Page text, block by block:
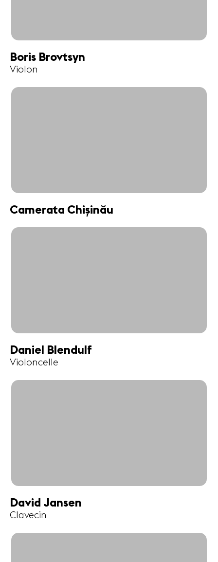
Boris Brovtsyn
Violon
Camerata Chișinău
Daniel Blendulf
Violoncelle
David Jansen
Clavecin